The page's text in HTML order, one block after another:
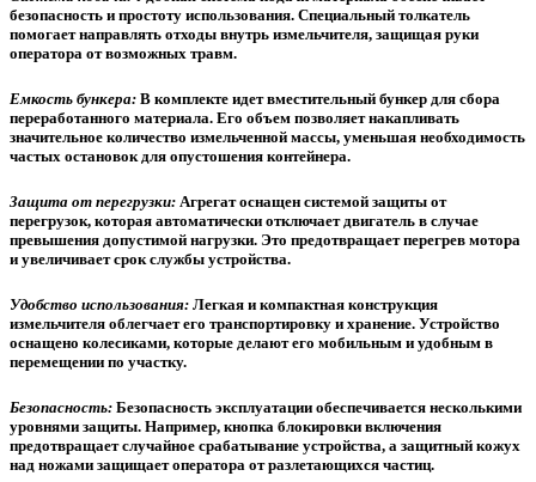
безопасность и простоту использования. Специальный толкатель
помогает направлять отходы внутрь измельчителя, защищая руки
оператора от возможных травм.
Емкость бункера: В комплекте идет вместительный бункер для сбора
переработанного материала. Его объем позволяет накапливать
значительное количество измельченной массы, уменьшая необходимость
частых остановок для опустошения контейнера.
Защита от перегрузки: Агрегат оснащен системой защиты от
перегрузок, которая автоматически отключает двигатель в случае
превышения допустимой нагрузки. Это предотвращает перегрев мотора
и увеличивает срок службы устройства.
Удобство использования: Легкая и компактная конструкция
измельчителя облегчает его транспортировку и хранение. Устройство
оснащено колесиками, которые делают его мобильным и удобным в
перемещении по участку.
Безопасность: Безопасность эксплуатации обеспечивается несколькими
уровнями защиты. Например, кнопка блокировки включения
предотвращает случайное срабатывание устройства, а защитный кожух
над ножами защищает оператора от разлетающихся частиц.